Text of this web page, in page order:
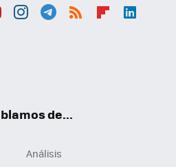
de...
Análisis